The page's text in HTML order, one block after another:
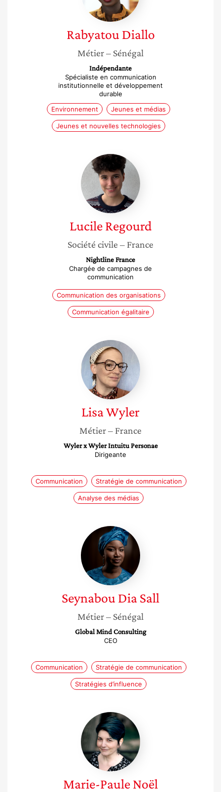
Rabyatou Diallo
Métier– Sénégal
Indépendante
Spécialiste en communication
institutionnelle et développement
durable
Environnement
Jeunes et médias
Jeunes et nouvelles technologies
Lucile
Regourd
Lucile Regourd
Société civile – France
Nightline France
Chargée de campagnes de
communication
Communication des organisations
Communication égalitaire
Lisa
Wyler
LisaWyler
Métier– France
Wyler x Wyler Intuitu Personae
Dirigeante
Communication Stratégie de communication
Analyse des médias
Seynabou
Dia
Sall
Seynabou Dia Sall
Métier– Sénégal
Global Mind Consulting
CEO
Communication Stratégie de communication
Stratégies d’influence
Marie-
Paule
Noël
Marie-PauleNoël